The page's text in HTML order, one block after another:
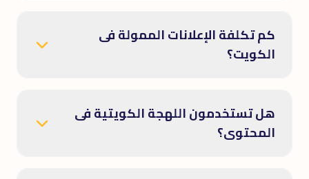
كم تكلفة الإعلانات الممولة فى
الكويت؟
هل تستخدمون اللهجة الكويتية فى
المحتوى؟